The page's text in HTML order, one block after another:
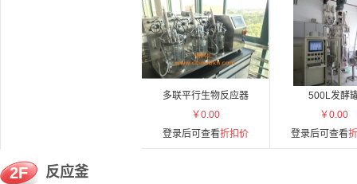
多联平行生物反应器
￥0.00
登录后可查看折扣价
500L发酵
￥0.00
登录后可查看
2F 反应釜